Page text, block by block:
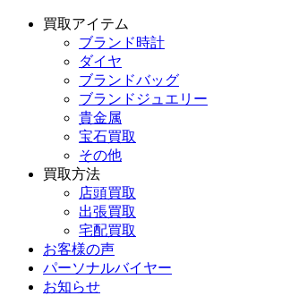
買取アイテム
ブランド時計
ダイヤ
ブランドバッグ
ブランドジュエリー
貴金属
宝石買取
その他
買取方法
店頭買取
出張買取
宅配買取
お客様の声
パーソナルバイヤー
お知らせ